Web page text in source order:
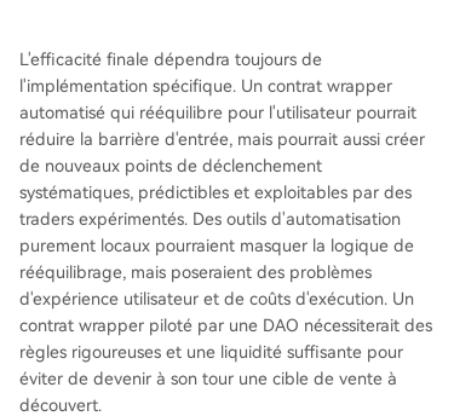
L'efficacité finale dépendra toujours de
l'implémentation spécifique. Un contrat wrapper
automatisé qui rééquilibre pour l'utilisateur pourrait
réduire la barrière d'entrée, mais pourrait aussi créer
de nouveaux points de déclenchement
systématiques, prédictibles et exploitables par des
traders expérimentés. Des outils d'automatisation
purement locaux pourraient masquer la logique de
rééquilibrage, mais poseraient des problèmes
d'expérience utilisateur et de coûts d'exécution. Un
contrat wrapper piloté par une DAO nécessiterait des
règles rigoureuses et une liquidité suffisante pour
éviter de devenir à son tour une cible de vente à
découvert.